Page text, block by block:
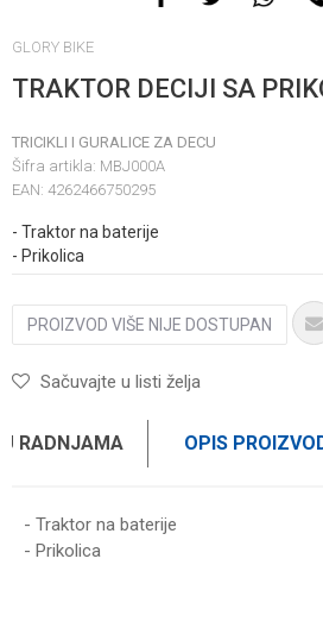
GLORY BIKE
TRAKTOR DECIJI SA
TRICIKLI I GURALICE ZA DECU
Šifra artikla: MBJ000A
EAN: 4262466750295
- Traktor na baterije
- Prikolica
PROIZVOD VIŠE NIJE DOSTUPAN
Sačuvajte u listi želja
RADNJAMA OPIS
- Traktor na baterije
- Prikolica